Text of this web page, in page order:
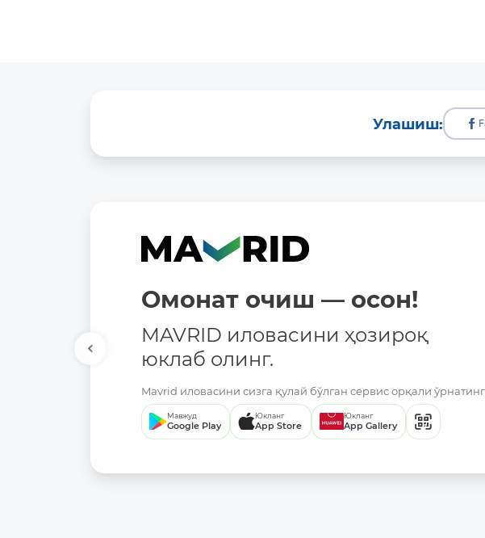
Улашиш:
Омонат очиш — осон!
MAVRID иловасини ҳозироқ
юклаб олинг.
Mavrid иловасини сизга қулай бўлган сервис орқали
Мавжуд
Google Play
Юкланг
App Store
Юкланг
App Gallery